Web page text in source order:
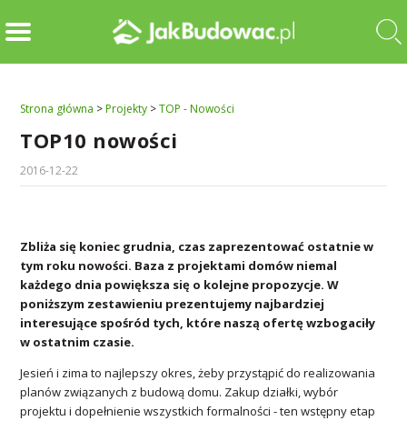
Strona główna >Projekty >TOP - Nowości
TOP10 nowości
2016-12-22
Zbliża się koniec grudnia, czas zaprezentować ostatnie w
tym roku nowości. Baza z projektami domów niemal
każdego dnia powiększa się o kolejne propozycje. W
poniższym zestawieniu prezentujemy najbardziej
interesujące spośród tych, które naszą ofertę wzbogaciły
w ostatnim czasie.
Jesień i zima to najlepszy okres, żeby przystąpić do realizowania
planów związanych z budową domu. Zakup działki, wybór
projektu i dopełnienie wszystkich formalności - ten wstępny etap